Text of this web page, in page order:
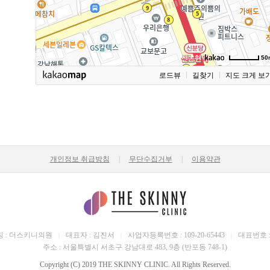
로드뷰 길찾기 지도 크게 보
개인정보 취급방침 | 무단수집거부 | 이용약관
: 더스키니의원 대표자 : 김진서 사업자등록번호 : 109-20-65443
대표번호
주소 : 서울특별시 서초구 강남대로 483, 9층 (반포동 748-1)
Copyright (C) 2019 THE SKINNY CLINIC. All Rights Reserved.